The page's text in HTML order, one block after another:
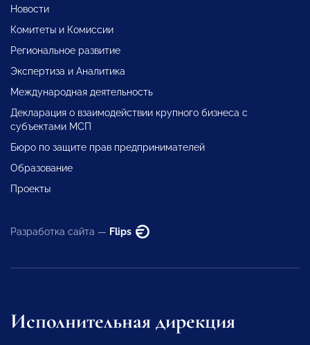
Новости
Комитеты и Комиссии
Региональное развитие
Экспертиза и Аналитика
Международная деятельность
Декларация о взаимодействии крупного бизнеса с
субъектами МСП
Бюро по защите прав предпринимателей
Образование
Проекты
Разработка сайта — Flips
Исполнительная дирекция